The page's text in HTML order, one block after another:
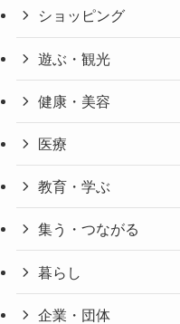
ショッピング
遊ぶ・観光
健康・美容
医療
教育・学ぶ
集う・つながる
暮らし
企業・団体